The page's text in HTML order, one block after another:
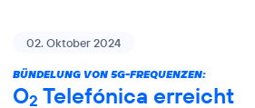
02. Oktober 2024
BÜNDELUNG VON 5G-FREQUENZEN:
O2 Telefónica erreicht